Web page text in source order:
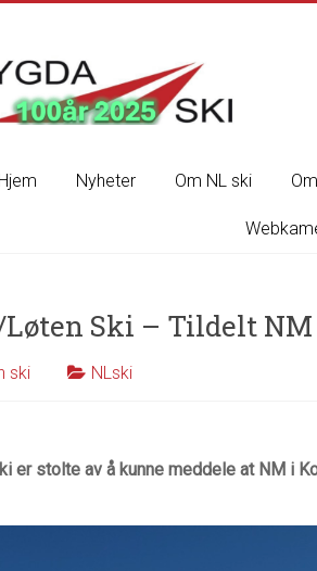
Hjem Nyheter Om NL ski
Løten Ski – Tildelt
ski NLski
er stolte av å kunne meddele at NM i